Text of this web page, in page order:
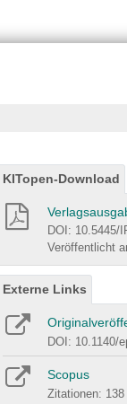
KITopen-Download
DOI: 10.5445/
Veröffentlicht
Externe Links
DOI: 10.1140/
Scopus
Zitationen: 138